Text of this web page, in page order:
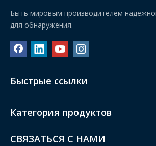
Быть мировым производителем
для обнаружения.
Быстрые ссылки
Категория продуктов
СВЯЗАТЬСЯ С НАМИ